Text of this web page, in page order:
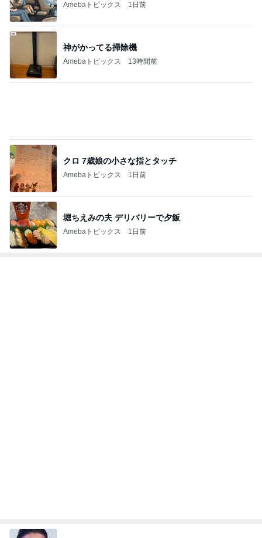
Amebaトピックス 1日前
神がかってる掃除機
Amebaトピックス 13時間前
クロ 7歳娘の小さな指とタッチ
Amebaトピックス 1日前
堀ちえみの夫 デリバリーで夕飯
Amebaトピックス 1日前